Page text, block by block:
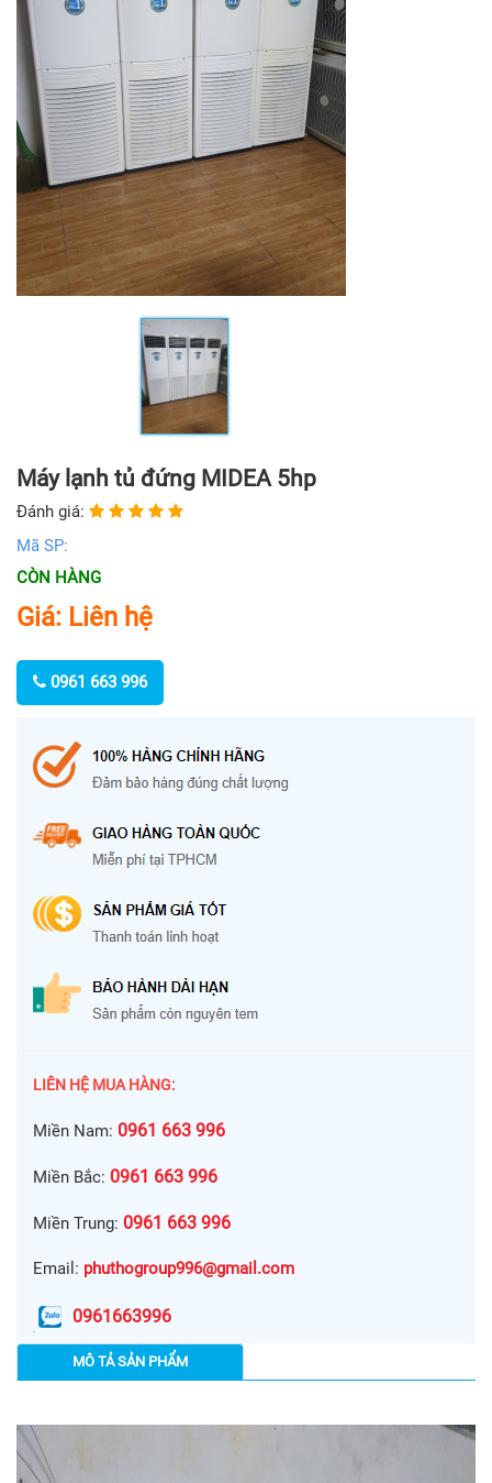
Máy lạnh tủ đứng MIDEA 5hp
Đánh giá:
Mã SP:
CÒN HÀNG
Giá: Liên hệ
0961 663 996
LIÊN HỆ MUA HÀNG:
Miền Nam: 0961 663 996
Miền Bắc: 0961 663 996
Miền Trung: 0961 663 996
Email: phuthogroup996@gmail.com
0961663996
MÔ TẢ SẢN PHẨM